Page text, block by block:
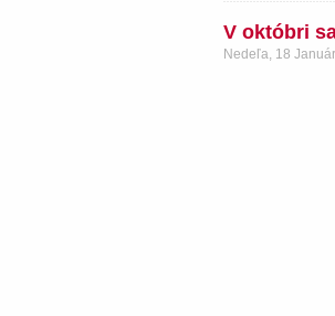
V októbri
Nedeľa, 18